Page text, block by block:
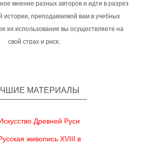
мнение разных авторов и идти в разрез
истории, преподаваемой вам в учебных
их использование вы осуществляете на
свой страх и риск.
МАТЕРИАЛЫ
Древней Руси
живопись XVIII в